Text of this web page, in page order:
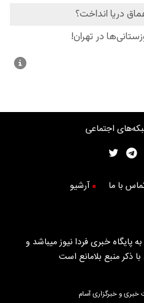
اجتماعی
با ما آرشیو
خبری فردا نیوز میباشد و
ذکر منبع بلامانع است
و خبرگزاری آسام